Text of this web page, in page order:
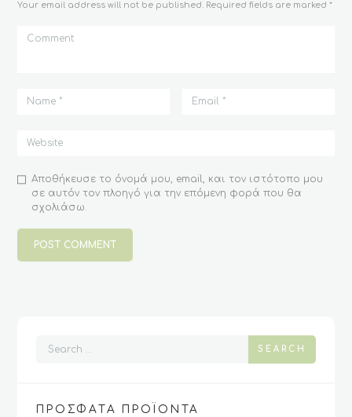
Your email address will not be published. Required fields are marked *
Αποθήκευσε το όνομά μου, email, και τον ιστότοπο μου
σε αυτόν τον πλοηγό για την επόμενη φορά που θα
σχολιάσω.
SEARCH
ΠΡΟΣΦΑΤΑ ΠΡΟΪΟΝΤΑ